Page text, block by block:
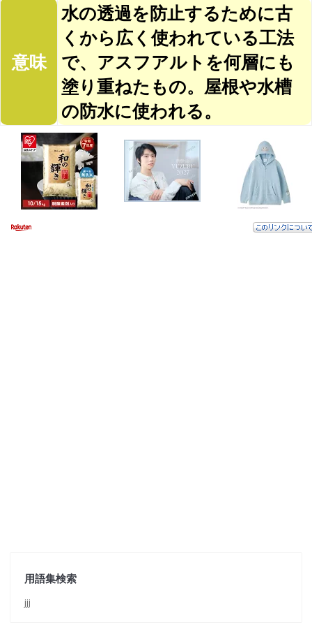
意味
水の透過を防止するために古
くから広く使われている工法
で、アスフアルトを何層にも
塗り重ねたもの。屋根や水槽
の防水に使われる。
用語集検索
jjj